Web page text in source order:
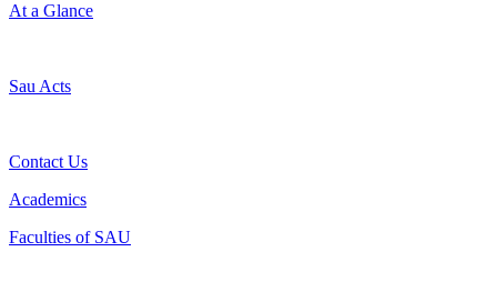
At a Glance
Sau Acts
Contact Us
Academics
Faculties of SAU